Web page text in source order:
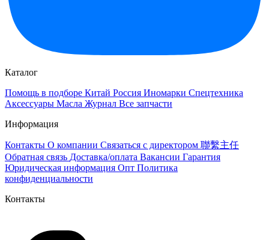
Каталог
Помощь в подборе Китай Россия Иномарки Спецтехника
Аксессуары Масла Журнал Все запчасти
Информация
Контакты О компании Связаться с директором 聯繫主任
Обратная связь Доставка/оплата Вакансии Гарантия
Юридическая информация Опт Политика
конфиденциальности
Контакты